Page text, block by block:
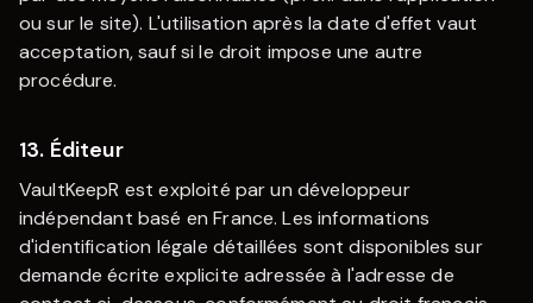
ou sur le site). L'utilisation après la date d'effet vaut
acceptation, sauf si le droit impose une autre
procédure.
13. Éditeur
VaultKeepR est exploité par un développeur
indépendant basé en France. Les informations
d'identification légale détaillées sont disponibles sur
demande écrite explicite adressée à l'adresse de